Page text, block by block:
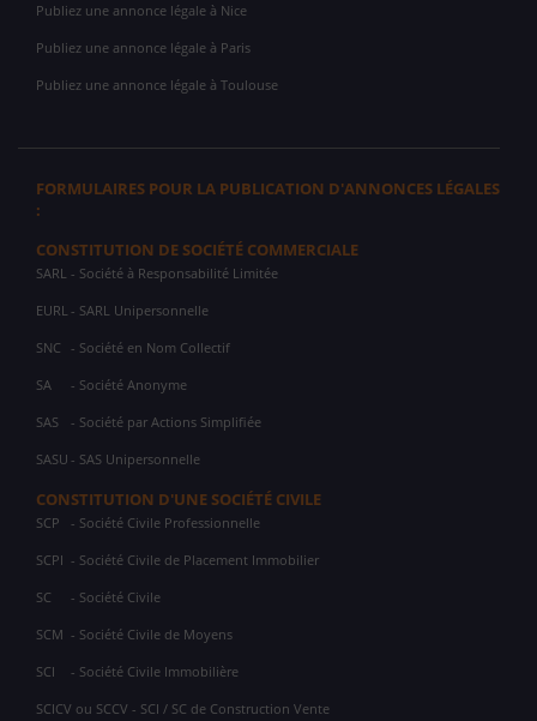
Publiez une annonce légale à Nice
Publiez une annonce légale à Paris
Publiez une annonce légale à Toulouse
FORMULAIRES POUR LA PUBLICATION D'ANNONCES LÉGALES
:
CONSTITUTION DE SOCIÉTÉ COMMERCIALE
SARL - Société à Responsabilité Limitée
EURL - SARL Unipersonnelle
SNC - Société en Nom Collectif
SA - Société Anonyme
SAS - Société par Actions Simplifiée
SASU - SAS Unipersonnelle
CONSTITUTION D'UNE SOCIÉTÉ CIVILE
SCP - Société Civile Professionnelle
SCPI - Société Civile de Placement Immobilier
SC - Société Civile
SCM - Société Civile de Moyens
SCI - Société Civile Immobilière
SCICV ou SCCV - SCI / SC de Construction Vente